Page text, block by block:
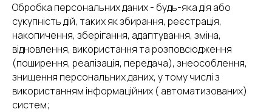
Обробка персональних даних - будь-яка дія або
сукупність дій, таких як збирання, реєстрація,
накопичення, зберігання, адаптування, зміна,
відновлення, використання та розповсюдження
(поширення, реалізація, передача), знеособлення,
знищення персональних даних, у тому числі з
використанням інформаційних ( автоматизованих)
систем;